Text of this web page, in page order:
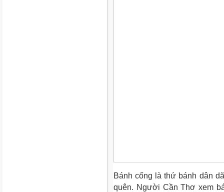
Bánh cống là thứ bánh dân
quên. Người Cần Thơ xem